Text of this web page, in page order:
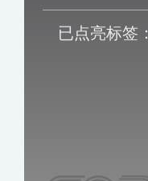
已点亮标签：